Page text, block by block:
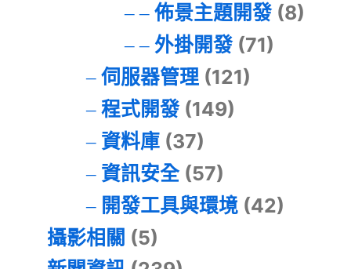
佈景主題開發(8)
外掛開發(71)
伺服器管理(121)
程式開發(149)
資料庫(37)
資訊安全(57)
開發工具與環境(42)
攝影相關 (5)